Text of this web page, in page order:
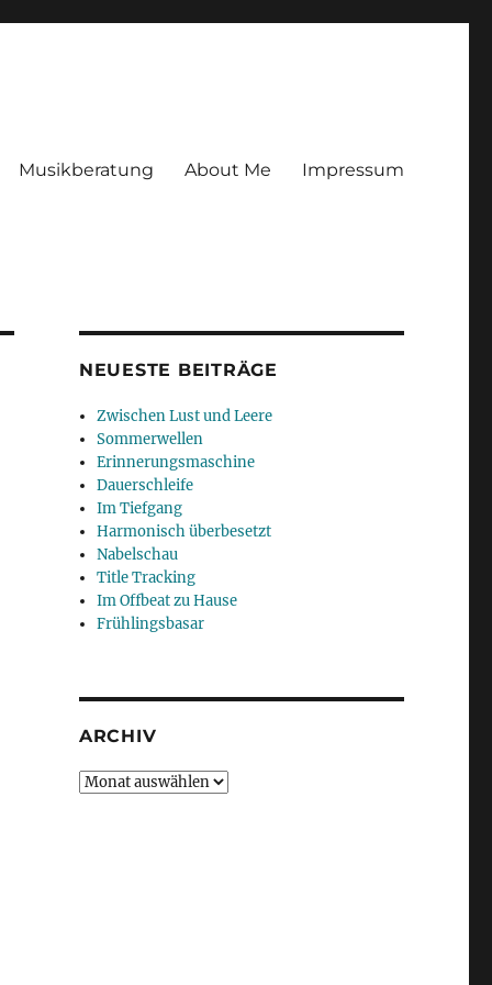
Musikberatung About Me Impressum
NEUESTE BEITRÄGE
Zwischen Lust und Leere
Sommerwellen
Erinnerungsmaschine
Dauerschleife
Im Tiefgang
Harmonisch überbesetzt
Nabelschau
Title Tracking
Im Offbeat zu Hause
Frühlingsbasar
ARCHIV
Archiv